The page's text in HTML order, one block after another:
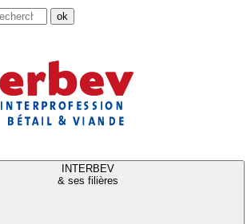
INTERBEV
& ses filières